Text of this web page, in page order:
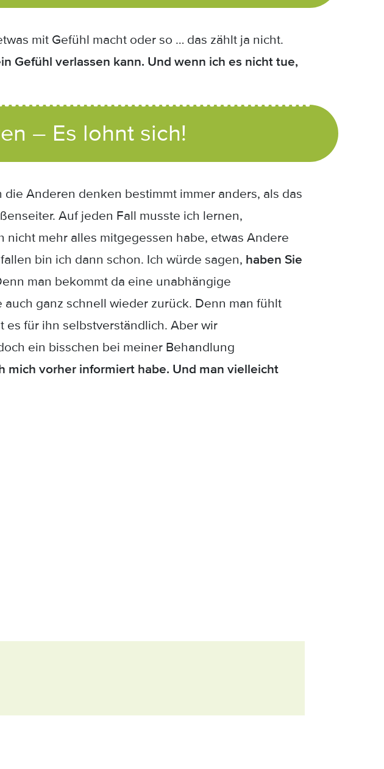
mit Gefühl macht oder so … das zählt ja nicht.
Gefühl verlassen kann. Und wenn ich es nicht tue,
– Es lohnt sich!
Anderen denken bestimmt immer anders, als das
Auf jeden Fall musste ich lernen,
nicht mehr alles mitgegessen habe, etwas Andere
bin ich dann schon. Ich würde sagen, haben Sie
man bekommt da eine unabhängige
ganz schnell wieder zurück. Denn man fühlt
es für ihn selbstverständlich. Aber wir
ein bisschen bei meiner Behandlung
mich vorher informiert habe. Und man vielleicht